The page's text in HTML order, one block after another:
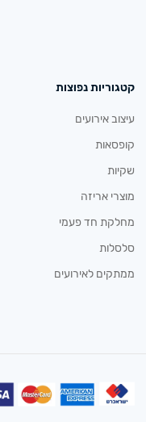
קטגוריות נפוצות
עיצוב אירועים
קופסאות
שקיות
מוצרי אריזה
מחלקת חד פעמי
סלסלות
ממתקים לאירועים